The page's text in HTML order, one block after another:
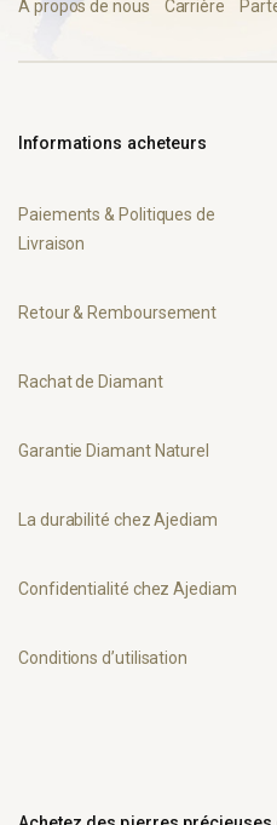
À propos de nous Carrière
Informations acheteurs
Paiements & Politiques de
Livraison
Retour & Remboursement
Rachat de Diamant
Garantie Diamant Naturel
La durabilité chez Ajediam
Confidentialité chez Ajediam
Conditions d’utilisation